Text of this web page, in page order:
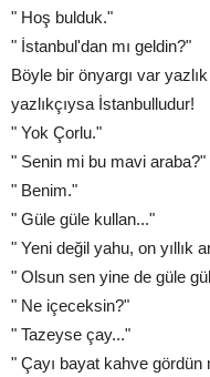
" Hoş bulduk."
" İstanbul'dan mı geldin?"
Böyle bir önyargı var
yazlıkçıysa İstanbulludur!
" Yok Çorlu."
" Senin mi bu mavi araba?"
" Benim."
" Güle güle kullan..."
" Yeni değil yahu, on yıllık
" Olsun sen yine de güle
" Ne içeceksin?"
" Tazeyse çay..."
" Çayı bayat kahve gördün